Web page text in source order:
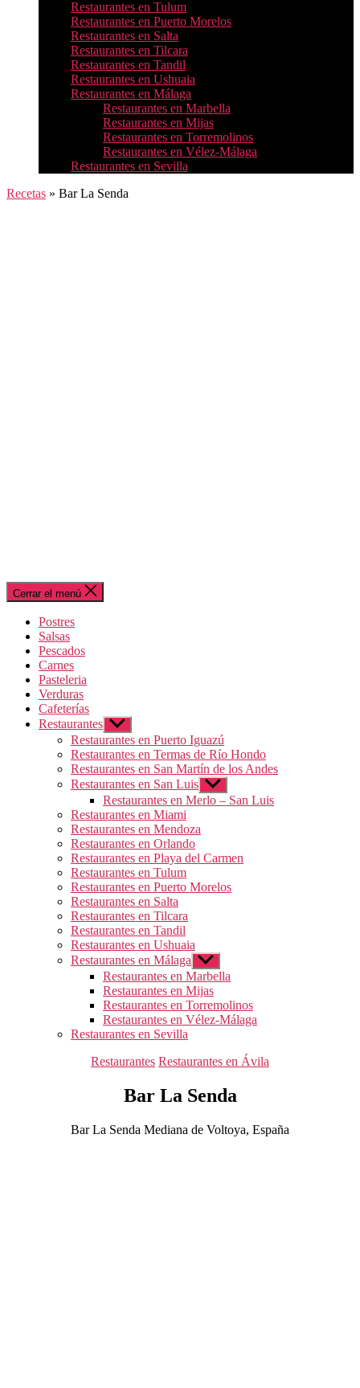
Restaurantes en Tulum
Restaurantes en Puerto Morelos
Restaurantes en Salta
Restaurantes en Tilcara
Restaurantes en Tandil
Restaurantes en Ushuaia
Restaurantes en Málaga
Restaurantes en Marbella
Restaurantes en Mijas
Restaurantes en Torremolinos
Restaurantes en Vélez-Málaga
Restaurantes en Sevilla
Recetas » Bar La Senda
Cerrar el menú
Postres
Salsas
Pescados
Carnes
Pasteleria
Verduras
Cafeterías
Restaurantes Mostrar
el
submenú
Restaurantes en Puerto Iguazú
Restaurantes en Termas de Río Hondo
Restaurantes en San Martín de los Andes
Restaurantes en San Luis Mostrar
el
submenú
Restaurantes en Merlo – San Luis
Restaurantes en Miami
Restaurantes en Mendoza
Restaurantes en Orlando
Restaurantes en Playa del Carmen
Restaurantes en Tulum
Restaurantes en Puerto Morelos
Restaurantes en Salta
Restaurantes en Tilcara
Restaurantes en Tandil
Restaurantes en Ushuaia
Restaurantes en Málaga Mostrar
el
submenú
Restaurantes en Marbella
Restaurantes en Mijas
Restaurantes en Torremolinos
Restaurantes en Vélez-Málaga
Restaurantes en Sevilla
Categorías
Restaurantes Restaurantes en Ávila
Bar La Senda
Bar La Senda Mediana de Voltoya, España